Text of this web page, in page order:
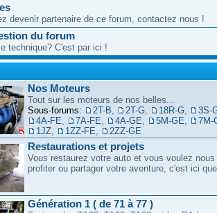
devenir partenaire de ce forum, contactez nous !
du forum
technique? C'est par ici !
Nos Moteurs
Tout sur les moteurs de nos belles...
Sous-forums:
2T-B 2T-G 18R-G
3S-
4A-FE
7A-FE 4A-GE 5M-GE
7M-
1JZ
1ZZ-FE 2ZZ-GE
Restaurations et projets
Vous restaurez votre auto et vous voulez nous
profiter ou partager votre aventure, c'est ici
Génération 1 ( de 71 à 77 )